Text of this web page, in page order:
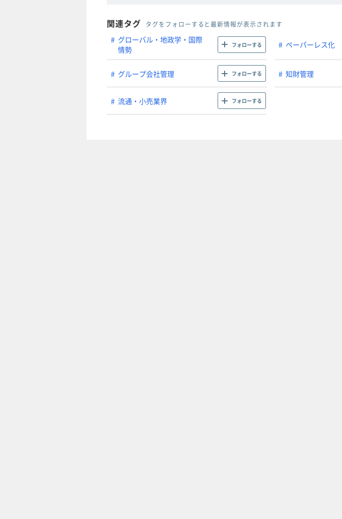
関連タグ タグをフォローすると最新情報が表示されます
グローバル・地政学・国際
情勢
フォローする ペーパーレス化
グループ会社管理 フォローする 知財管理
流通・小売業界 フォローする